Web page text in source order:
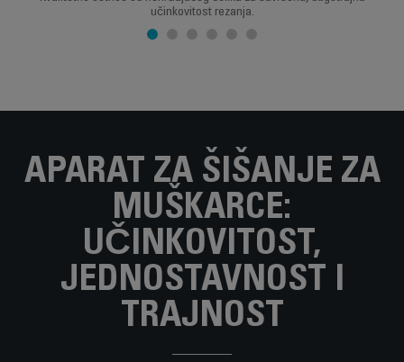
učinkovitost rezanja.
APARAT ZA ŠIŠANJE ZA
MUŠKARCE:
UČINKOVITOST,
JEDNOSTAVNOST I
TRAJNOST